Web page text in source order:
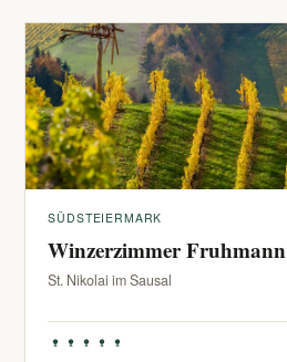
SÜDSTEIERMARK
Winzerzimmer Fruhmann
St. Nikolai im Sausal